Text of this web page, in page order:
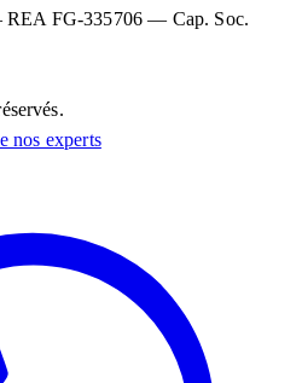
FG-335706 — Cap. Soc.
nos experts